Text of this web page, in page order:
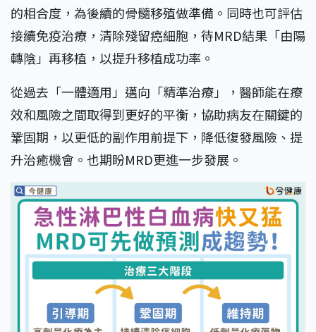
的相合度，為後續的骨髓移殖做準備。同時也可評估
接續免疫治療，清除殘留癌細胞，待MRD結果「由陽
轉陰」再移植，以提升移植成功率。
從過去「一體適用」邁向「精準治療」，醫師能在療
效和風險之間取得到更好的平衡，協助病友在關鍵的
鞏固期，以更低的副作用前提下，降低復發風險、提
升治癒機會。也期盼MRD更進一步發展。